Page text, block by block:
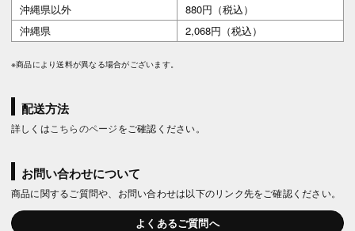
沖縄県以外
880円（税込）
沖縄県
2,068円（税込）
※商品により送料が異なる場合がございます。
配送方法
詳しくは こちらのページをご確認ください。
お問い合わせについて
商品に関するご質問や、お問い合わせは以下のリンク先をご確認ください。
よくあるご質問へ